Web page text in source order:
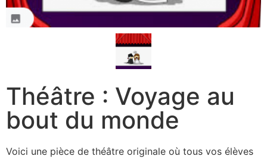
Théâtre : Voyage au
bout du monde
Voici une pièce de théâtre originale où tous vos élèves